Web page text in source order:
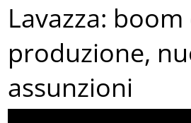
Lavazza: boom
produzione,
assunzioni